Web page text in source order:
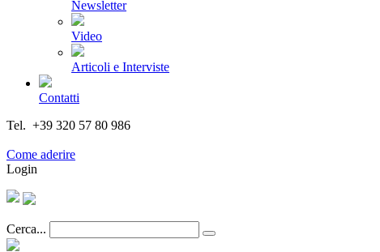
Newsletter
Video
Articoli e Interviste
Contatti
Tel. +39 320 57 80 986
Come aderire
Login
Cerca...